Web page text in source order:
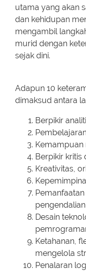
utama yang akan
dan kehidupan
mengambil
murid dengan
sejak dini.
Adapun 10
dimaksud antara
Berpikir
Berpikir kritis
Kreativitas,
pengendalian
Desain
Ketahanan,
mengelola
Penalaran